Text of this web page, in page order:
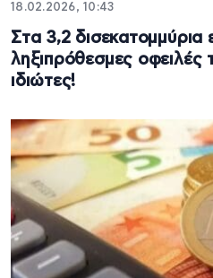
18.02.2026, 10:43
Στα 3,2 δισεκατομμύρια
ληξιπρόθεσμες οφειλές
ιδιώτες!